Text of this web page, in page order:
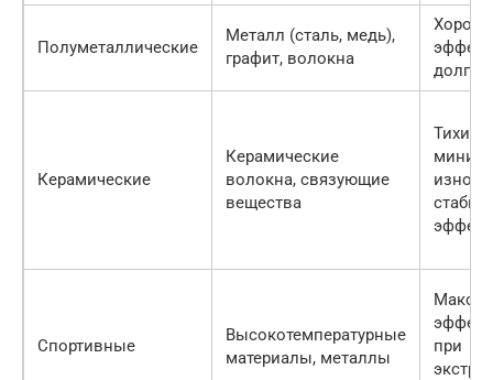
Полуметаллические
Металл (сталь, медь),
графит, волокна
Керамические
Керамические
волокна, связующие
вещества
Тихие,
износ
Спортивные
Высокотемпературные
материалы, металлы
при